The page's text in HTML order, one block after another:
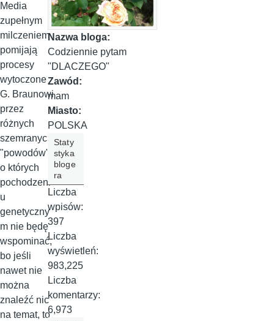
Media
zupełnym
milczeniem
pomijają
procesy
wytoczone
G. Braunowi
przez
różnych
szemranych
"powodów",
o których
pochodzeni
u
genetyczny
m nie będę
wspominać,
bo jeśli
nawet nie
można
znaleźć nic
na temat, to
Nazwa bloga:
Codziennie pytam
"DLACZEGO"
Zawód:
mam
Miasto:
POLSKA
Staty
styka
bloge
ra
Liczba
wpisów:
397
Liczba
wyświetleń:
983,225
Liczba
komentarzy:
6,973